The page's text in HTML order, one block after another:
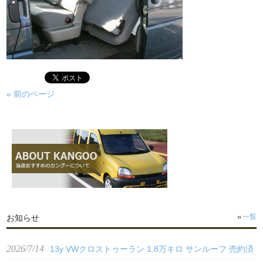
« 前のページ
お知らせ 一覧
2026/7/14 13y VWクロストゥーラン 1.8万キロ サンルーフ 売約済